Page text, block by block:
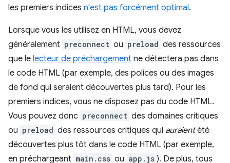
les premiers indices n'est pas forcément optimal.
Lorsque vous les utilisez en HTML, vous devez
généralement preconnect ou preload des ressources
que le lecteur de préchargement ne détectera pas dans
le code HTML (par exemple, des polices ou des images
de fond qui seraient découvertes plus tard). Pour les
premiers indices, vous ne disposez pas du code HTML.
Vous pouvez donc preconnect des domaines critiques
ou preload des ressources critiques qui auraientété
découvertes plus tôt dans le code HTML (par exemple,
en préchargeant main.css ou app.js ). De plus, tous